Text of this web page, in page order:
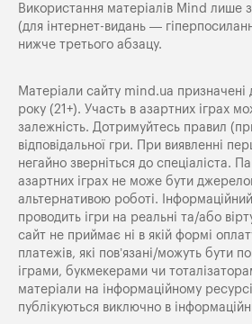
Використання матеріалів Mind лише
(для інтернет-видань —
нижче третього абзацу.
Матеріали сайту mind.ua призначені
року (21+). Участь в азартних іграх
залежність. Дотримуйтесь правил
відповідальної гри. При виявленні
негайно зверніться до спеціаліста.
азартних іграх не може бути
альтернативою роботі.
проводить ігри на реальні та/або
сайт не приймає ні в якій формі
платежів, які пов’язані/можуть бути
іграми, букмекерами чи
матеріали на інформаційному
публікуються виключно в